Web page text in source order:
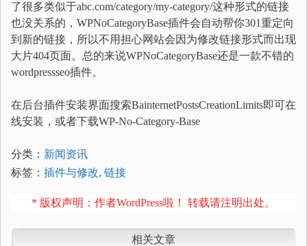
了很多类似于abc.com/category/my-category/这种形式的链接
也没关系的，WPNoCategoryBase插件会自动帮你301重定向
到新的链接，所以不用担心网站会因为修改链接形式而出现
大片404页面。总的来说WPNoCategoryBase还是一款不错的
wordpressseo插件。
在后台插件安装界面搜索BainternetPostsCreationLimits即可在
线安装，或者下载WP-No-Category-Base
分类： 新闻资讯
标签： 插件与修改, 链接
* 版权声明：作者WordPress啦！ 转载请注明出处。
相关文章